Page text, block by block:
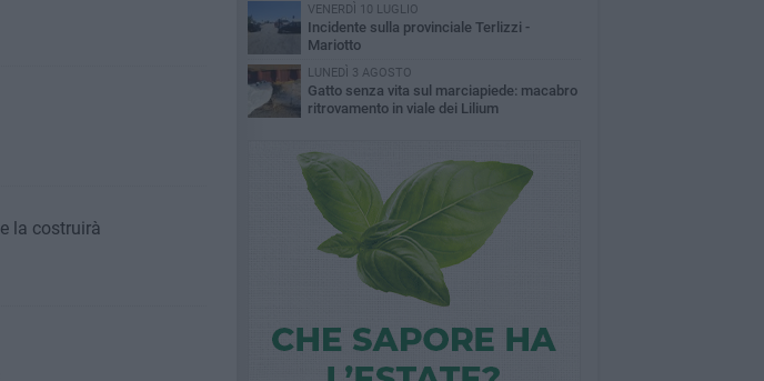
la costruirà
VENERDÌ 10 LUGLIO
Incidente sulla provinciale Terlizzi -
Mariotto
LUNEDÌ 3 AGOSTO
Gatto senza vita sul marciapiede: macabro
ritrovamento in viale dei Lilium